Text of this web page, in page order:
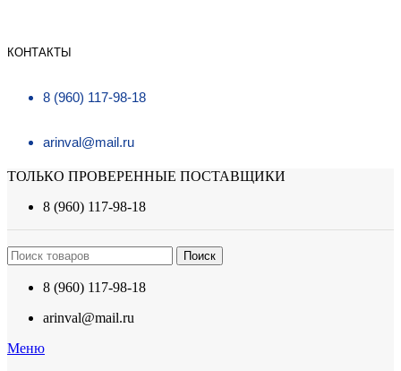
КОНТАКТЫ
8 (960) 117-98-18
arinval@mail.ru
ТОЛЬКО ПРОВЕРЕННЫЕ ПОСТАВЩИКИ
8 (960) 117-98-18
Поиск
8 (960) 117-98-18
arinval@mail.ru
Меню